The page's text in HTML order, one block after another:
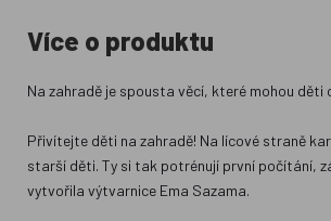
Více o produktu
Na zahradě je spousta věcí, které mohou
Přivítejte děti na zahradě! Na lícové straně
starší děti. Ty si tak potrénují první počítání,
vytvořila výtvarnice Ema Sazama.